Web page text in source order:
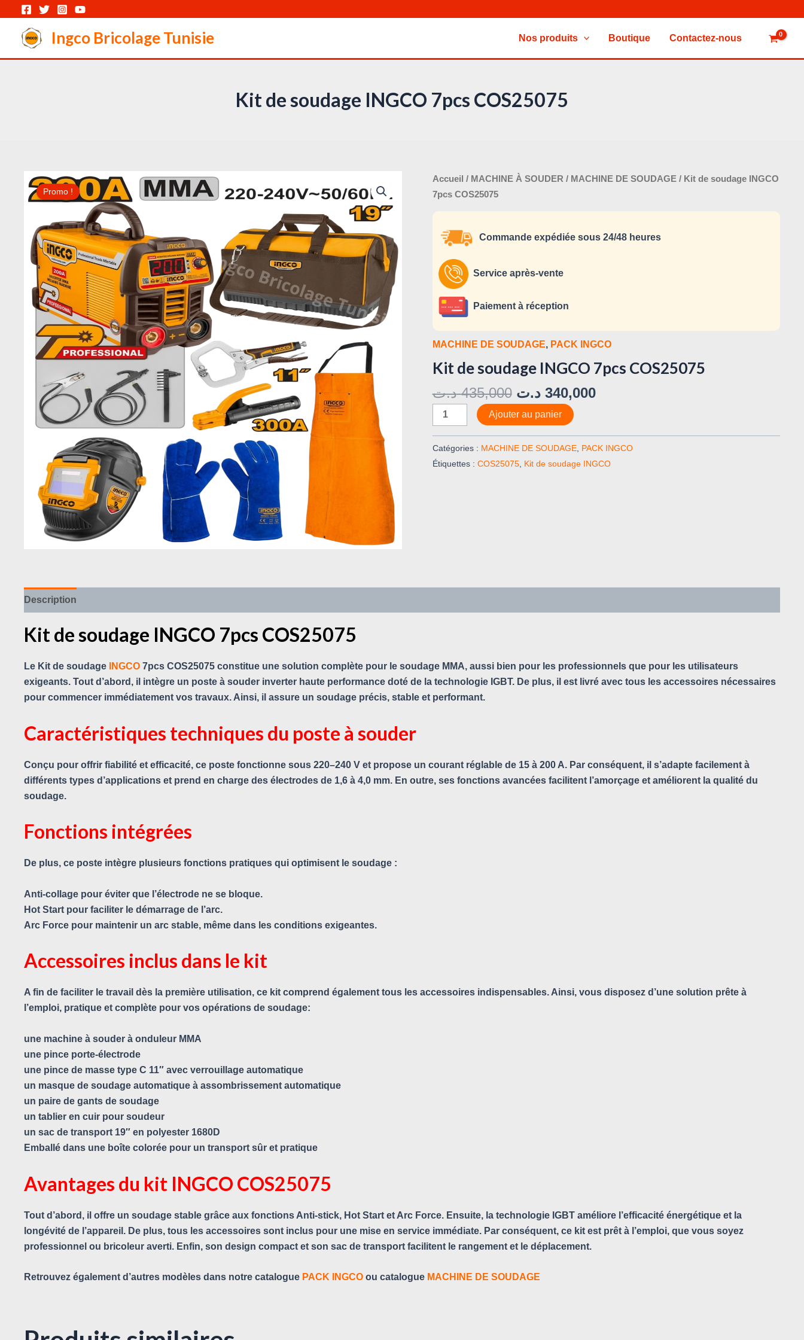
contenu
Ingco Bricolage Tunisie Nos produits Boutique Contactez-nous
Kit de soudage INGCO 7pcs COS25075
Promo !
Accueil / MACHINE À SOUDER / MACHINE DE SOUDAGE/ Kit de soudage INGCO
7pcs COS25075
Commande expédiée sous 24/48 heures
Service après-vente
Paiement à réception
MACHINE DE SOUDAGE, PACK INGCO
Kit de soudage INGCO 7pcs COS25075
435,000 د.ت
Le
435,000 د.ت.
340,000 د.ت
Le
quantité
de
soudage
7pcs
COS25075
Ajouter au panier
Catégories : MACHINE DE SOUDAGE, PACK INGCO
Étiquettes : COS25075, Kit de soudage INGCO
Description
Kit de soudage INGCO 7pcs COS25075
Le Kit de soudage INGCO 7pcs COS25075 constitue une solution complète pour le soudage MMA, aussi bien pour les professionnels que pour les utilisateurs
exigeants. Tout d’abord, il intègre un poste à souder inverter haute performance doté de la technologie IGBT. De plus, il est livré avec tous les accessoires nécessaires
pour commencer immédiatement vos travaux. Ainsi, il assure un soudage précis, stable et performant.
Caractéristiques techniques du poste à souder
Conçu pour offrir fiabilité et efficacité, ce poste fonctionne sous 220–240 V et propose un courant réglable de 15 à 200 A. Par conséquent, il s’adapte facilement à
différents types d’applications et prend en charge des électrodes de 1,6 à 4,0 mm. En outre, ses fonctions avancées facilitent l’amorçage et améliorent la qualité du
soudage.
Fonctions intégrées
De plus, ce poste intègre plusieurs fonctions pratiques qui optimisent le soudage :
Anti-collage pour éviter que l’électrode ne se bloque.
Hot Start pour faciliter le démarrage de l’arc.
Arc Force pour maintenir un arc stable, même dans les conditions exigeantes.
Accessoires inclus dans le kit
A fin de faciliter le travail dès la première utilisation, ce kit comprend également tous les accessoires indispensables. Ainsi, vous disposez d’une solution prête à
l’emploi, pratique et complète pour vos opérations de soudage:
une machine à souder à onduleur MMA
une pince porte-électrode
une pince de masse type C 11″ avec verrouillage automatique
un masque de soudage automatique à assombrissement automatique
un paire de gants de soudage
un tablier en cuir pour soudeur
un sac de transport 19″ en polyester 1680D
Emballé dans une boîte colorée pour un transport sûr et pratique
Avantages du kit INGCO COS25075
Tout d’abord, il offre un soudage stable grâce aux fonctions Anti-stick, Hot Start et Arc Force. Ensuite, la technologie IGBT améliore l’efficacité énergétique et la
longévité de l’appareil. De plus, tous les accessoires sont inclus pour une mise en service immédiate. Par conséquent, ce kit est prêt à l’emploi, que vous soyez
professionnel ou bricoleur averti. Enfin, son design compact et son sac de transport facilitent le rangement et le déplacement.
Retrouvez également d’autres modèles dans notre catalogue PACK INGCO ou catalogue MACHINE DE SOUDAGE